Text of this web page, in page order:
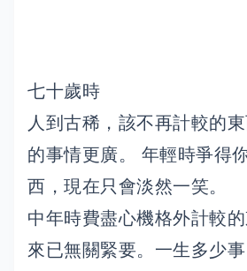
七十歲時
人到古稀，該不再計較的
的事情更廣。 年輕時爭得
西，現在只會淡然一笑。
中年時費盡心機格外計較
來已無關緊要。一生多少